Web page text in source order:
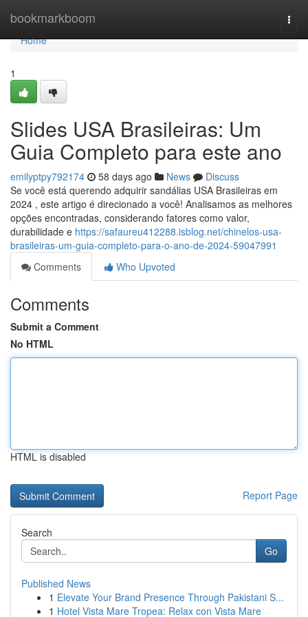
bookmarkboom
Home
Home
1
Slides USA Brasileiras: Um
Guia Completo para este ano
emilyptpy792174 58 days ago News
Discuss
Se você está querendo adquirir sandálias USA Brasileiras em
2024 , este artigo é direcionado a você! Analisamos as melhores
opções encontradas, considerando fatores como valor,
durabilidade e https://safaureu412288.isblog.net/chinelos-usa-
brasileiras-um-guia-completo-para-o-ano-de-2024-59047991
Comments
Who Upvoted
Comments
Submit a Comment
No HTML
HTML is disabled
Report Page
Search
Go
Published News
1 Elevate Your Brand Presence Through Pakistani S...
1 Hotel Vista Mare Tropea: Relax con Vista Mare